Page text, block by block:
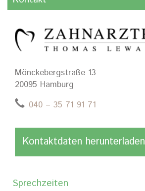
Mönckebergstraße 13
20095 Hamburg
040 – 35 71 91 71
Kontaktdaten herunterladen
Sprechzeiten